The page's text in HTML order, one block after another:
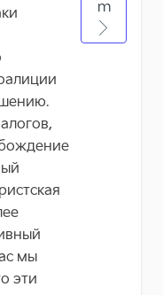
мы
эти
m